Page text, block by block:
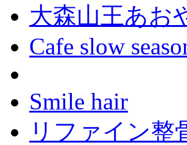
大森山王あお
Cafe slow
Smile hair
リファイン整